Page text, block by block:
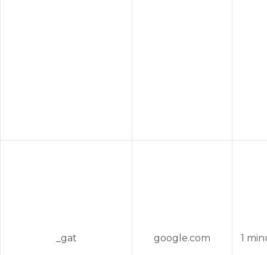
_gat google.com 1